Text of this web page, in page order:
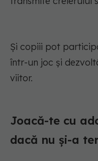
Și copiii pot
într-un joc și
viitor.
Joacă-te cu
dacă nu și-a